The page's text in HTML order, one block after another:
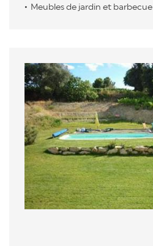
Meubles de jardin et barbecue